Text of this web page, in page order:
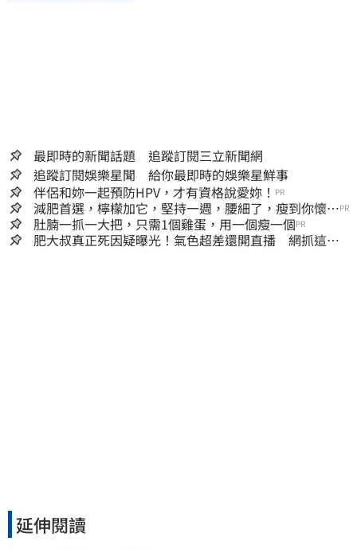
最即時的新聞話題 追蹤訂閱三立新聞網
追蹤訂閱娛樂星聞 給你最即時的娛樂星鮮事
伴侶和妳一起預防HPV，才有資格說愛妳！ PR
減肥首選，檸檬加它，堅持一週，腰細了，瘦到你懷疑
人生
PR
肚腩一抓一大把，只需1個雞蛋，用一個瘦一個PR
肥大叔真正死因疑曝光！氣色超差還開直播 網抓這一
延伸閱讀